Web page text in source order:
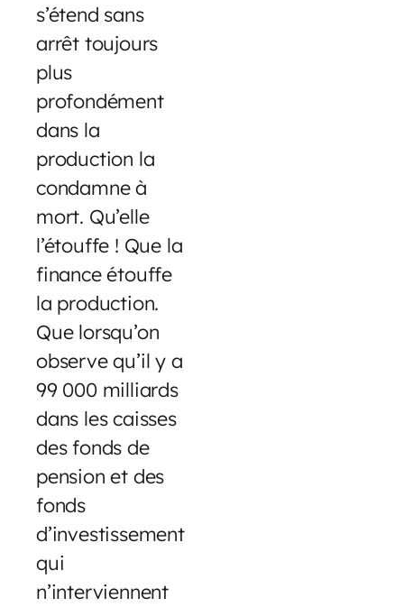
s’étend sans
arrêt toujours
plus
profondément
dans la
production la
condamne à
mort. Qu’elle
l’étouffe ! Que la
finance étouffe
la production.
Que lorsqu’on
observe qu’il y a
99 000 milliards
dans les caisses
des fonds de
pension et des
fonds
d’investissement
qui
n’interviennent